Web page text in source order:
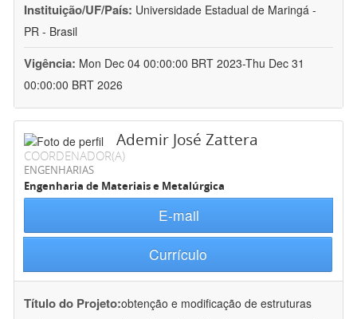
Instituição/UF/País: Universidade Estadual de Maringá -
PR - Brasil
Vigência: Mon Dec 04 00:00:00 BRT 2023-Thu Dec 31
00:00:00 BRT 2026
Ademir José Zattera
COORDENADOR(A)
ENGENHARIAS
Engenharia de Materiais e Metalúrgica
E-mail
Currículo
Título do Projeto:obtenção e modificação de estruturas